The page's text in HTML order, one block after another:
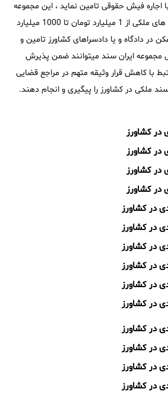
با اجاره فیش حقوقی تامین نماید ، این مجموعه
توانایی آنرا داشته که سند های ملکی از 1 میلیارد تومان تا 1000 میلیارد
در دادگاه و یا دادسراهای کشاورز تامین و
مجموعه ایران سند میتوانند ضمن پذیرش
با کاهش قرار وثیقه متهم در مراجع قضایی
ملکی در کشاورز را پیگیری و انجام دهند.